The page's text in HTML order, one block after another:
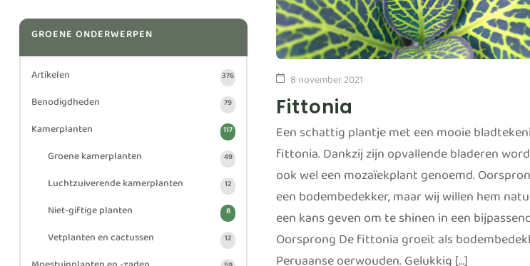
8 november 2021
Fittonia
Een schattig plantje met een mooie
fittonia. Dankzij zijn opvallende bladeren
ook wel een mozaïekplant genoemd.
een bodembedekker, maar wij willen hem
een kans geven om te shinen in een
Oorsprong De fittonia groeit als
GROENE ONDERWERPEN
Artikelen
376
Benodigdheden 79
Kamerplanten 117
Groene kamerplanten 49
Luchtzuiverende kamerplanten 12
Niet-giftige planten 8
Vetplanten en cactussen 12